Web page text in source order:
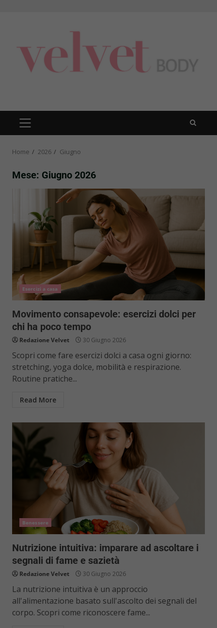
PRIMARY
MENU
Home 2026 Giugno
Mese: Giugno 2026
Esercizi a casa
Movimento consapevole: esercizi dolci per
chi ha poco tempo
Redazione Velvet 30 Giugno 2026
Scopri come fare esercizi dolci a casa ogni giorno:
stretching, yoga dolce, mobilità e respirazione.
Routine pratiche...
Read More
Benessere
Nutrizione intuitiva: imparare ad ascoltare i
segnali di fame e sazietà
Redazione Velvet 30 Giugno 2026
La nutrizione intuitiva è un approccio
all'alimentazione basato sull'ascolto dei segnali del
corpo. Scopri come riconoscere fame...